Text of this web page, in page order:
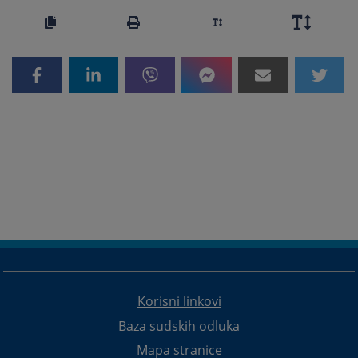
Korisni linkovi
Baza sudskih odluka
Mapa stranice